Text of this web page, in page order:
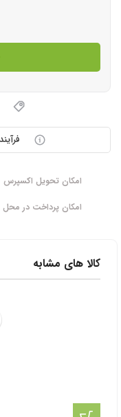
امکان تحویل اکسپرس
امکان پرداخت در محل
کالا های مشابه